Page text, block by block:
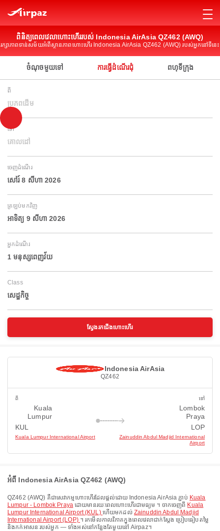
ពិនិត្យពេលវេលាហោះហើររបស់ Indonesia AirAsia QZ462 (AWQ)
រក្សាភាពទាន់សម័យអំពីស្ថានភាពហោះហើរ Indonesia AirAsia QZ462 (AWQ) របស់អ្នកនៅទីនេះ
ចំណុចមួយទៅ ការធ្វើដំណើរជុំ ពហុទីក្រុង
ពី
ប្រភពដើម
ទៅ
គោលដៅ
ចេញដំណើរ
សៅរ៍ 8 សីហា 2026
ត្រឡប់មកវិញ
អាទិត្យ 9 សីហា 2026
អ្នកដំណើរ
1 មនុស្សពេញវ័យ
Class
សេដ្ឋកិច្ច
ស្វែងរកជើងហោះហើរ
Indonesia AirAsia
QZ462
ពី
Kuala
Lumpur
KUL
Kuala Lumpur International Airport
ទៅ
Lombok
Praya
LOP
Zainuddin Abdul Madjid International
Airport
អំពី Indonesia AirAsia QZ462 (AWQ)
QZ462 (AWQ) គឺជាសេវាកម្មហោះហើរដែលផ្តល់ដោយ Indonesia AirAsia ភ្ជាប់ Kuala
Lumpur - Lombok Prayaដោយមានរយៈពេលហោះហើរជាមធ្យម ។ ចាកចេញពី Kuala
Lumpur International Airport (KUL) ហើយមកដល់ Zainuddin Abdul Madjid
International Airport (LOP) ។ រកមើលកាលវិភាគក្នុងពេលវេលាជាក់ស្តែង ប្រៀបធៀបតម្លៃ
និងកក់អាសនៈរបស់អ្នក — ទាំងអស់នៅកន្លែងតែមួយនៅ Airpaz។